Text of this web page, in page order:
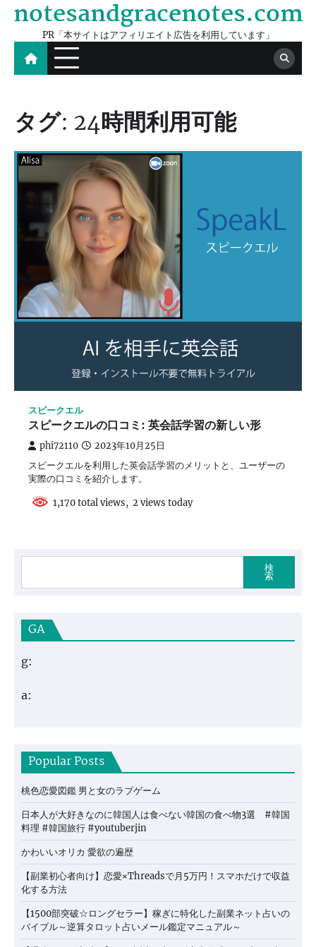
Skip
content
notesandgracenotes.com
PR「本サイトはアフィリエイト広告を利用しています」
タグ: 24時間利用可能
スピークエル
​スピークエルの口コミ: 英会話学習の新しい形
phi72110 2023年10月25日
スピークエルを利用した英会話学習のメリットと、ユーザーの
実際の口コミを紹介します。
1,170 total views, 2 views today
検
索
GA
g:
a:
Popular Posts
桃色恋愛図鑑 男と女のラブゲーム
日本人が大好きなのに韓国人は食べない韓国の食べ物3選 #韓国
料理 #韓国旅行 #youtuberjin
かわいいオリカ 愛欲の遍歴
【副業初心者向け】恋愛×Threadsで月5万円！スマホだけで収益
化する方法
【1500部突破☆ロングセラー】稼ぎに特化した副業ネット占いの
バイブル～逆算タロット占いメール鑑定マニュアル～